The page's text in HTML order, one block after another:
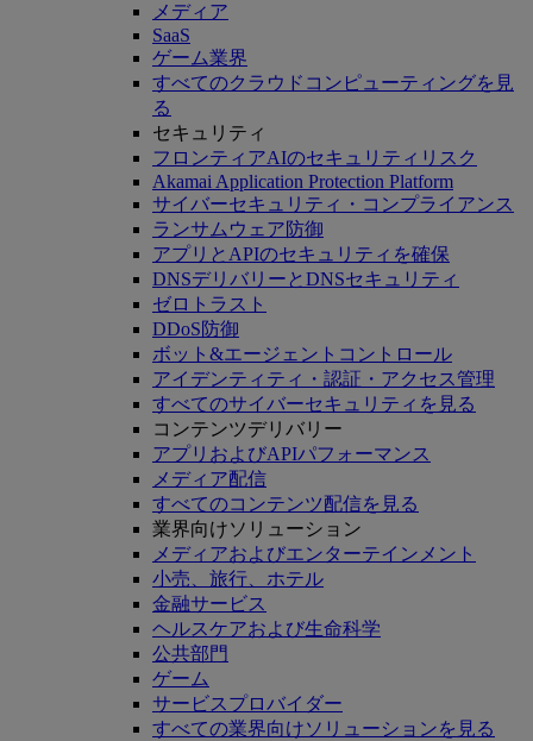
メディア
SaaS
ゲーム業界
すべてのクラウドコンピューティングを見
る
セキュリティ
フロンティアAIのセキュリティリスク
Akamai Application Protection Platform
サイバーセキュリティ・コンプライアンス
ランサムウェア防御
アプリとAPIのセキュリティを確保
DNSデリバリーとDNSセキュリティ
ゼロトラスト
DDoS防御
ボット&エージェントコントロール
アイデンティティ・認証・アクセス管理
すべてのサイバーセキュリティを見る
コンテンツデリバリー
アプリおよびAPIパフォーマンス
メディア配信
すべてのコンテンツ配信を見る
業界向けソリューション
メディアおよびエンターテインメント
小売、旅行、ホテル
金融サービス
ヘルスケアおよび生命科学
公共部門
ゲーム
サービスプロバイダー
すべての業界向けソリューションを見る